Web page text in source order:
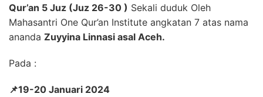
Qur’an 5 Juz (Juz 26-30 ) Sekali duduk Oleh
Mahasantri One Qur’an Institute angkatan 7 atas nama
ananda Zuyyina Linnasi asal Aceh.
Pada :
📌19-20 Januari 2024